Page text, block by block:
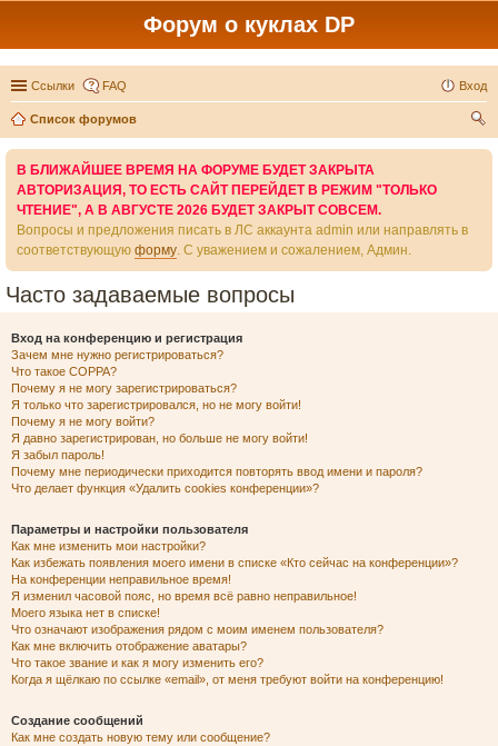
Форум о куклах DP
Ссылки FAQ Вход
Список форумов
В БЛИЖАЙШЕЕ ВРЕМЯ НА ФОРУМЕ БУДЕТ ЗАКРЫТА
АВТОРИЗАЦИЯ, ТО ЕСТЬ САЙТ ПЕРЕЙДЕТ В РЕЖИМ "ТОЛЬКО
ЧТЕНИЕ", А В АВГУСТЕ 2026 БУДЕТ ЗАКРЫТ СОВСЕМ.
Вопросы и предложения писать в ЛС аккаунта admin или направлять в
соответствующую форму. С уважением и сожалением, Админ.
Часто задаваемые вопросы
Вход на конференцию и регистрация
Зачем мне нужно регистрироваться?
Что такое COPPA?
Почему я не могу зарегистрироваться?
Я только что зарегистрировался, но не могу войти!
Почему я не могу войти?
Я давно зарегистрирован, но больше не могу войти!
Я забыл пароль!
Почему мне периодически приходится повторять ввод имени и пароля?
Что делает функция «Удалить cookies конференции»?
Параметры и настройки пользователя
Как мне изменить мои настройки?
Как избежать появления моего имени в списке «Кто сейчас на конференции»?
На конференции неправильное время!
Я изменил часовой пояс, но время всё равно неправильное!
Моего языка нет в списке!
Что означают изображения рядом с моим именем пользователя?
Как мне включить отображение аватары?
Что такое звание и как я могу изменить его?
Когда я щёлкаю по ссылке «email», от меня требуют войти на конференцию!
Создание сообщений
Как мне создать новую тему или сообщение?